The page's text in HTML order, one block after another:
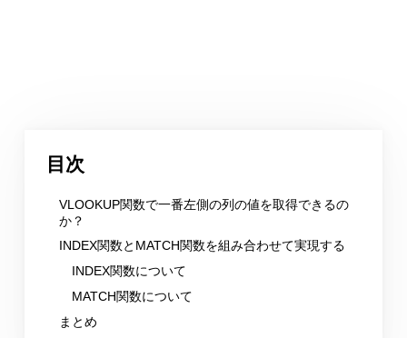
目次
VLOOKUP関数で一番左側の列の値を取得できるの
か？
INDEX関数とMATCH関数を組み合わせて実現する
INDEX関数について
MATCH関数について
まとめ